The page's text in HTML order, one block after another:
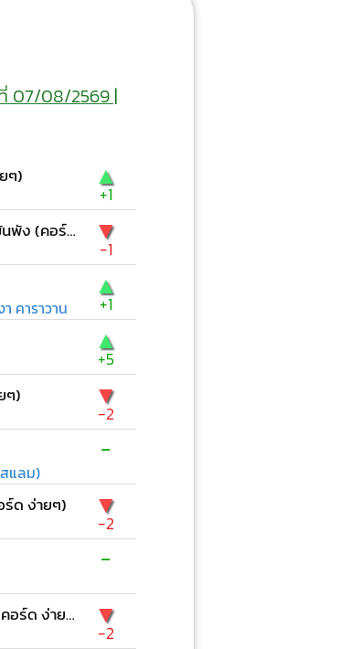
07/08/2569 |
ๆ) ▲
+1
ก่อนที่โลกทั้งใบมันพัง (คอร์ด ง่ายๆ) ▼
-1
คาราวาน
▲
+1
▲
+5
ๆ) ▼
-2
แลม)
-
ร์ด ง่ายๆ) ▼
-2
-
เหงา คิดถึง รอ (คอร์ด ง่ายๆ) ▼
-2